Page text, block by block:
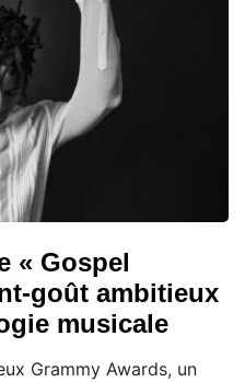
« Gospel
goût ambitieux
musicale
Grammy Awards, un